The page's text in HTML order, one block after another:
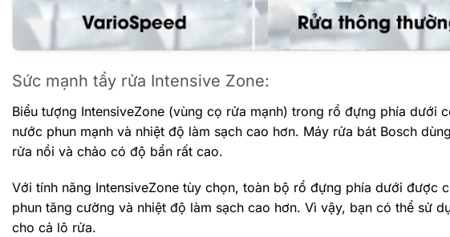
Sức mạnh tẩy rửa Intensive Zone:
Biểu tượng IntensiveZone (vùng cọ rửa mạnh) trong rổ đựng phía
nước phun mạnh và nhiệt độ làm sạch cao hơn. Máy rửa bát Bosch
rửa nồi và chảo có độ bẩn rất cao.
Với tính năng IntensiveZone tùy chọn, toàn bộ rổ đựng phía dưới được
phun tăng cường và nhiệt độ làm sạch cao hơn. Vì vậy, bạn có thể sử
cho cả lô rửa.